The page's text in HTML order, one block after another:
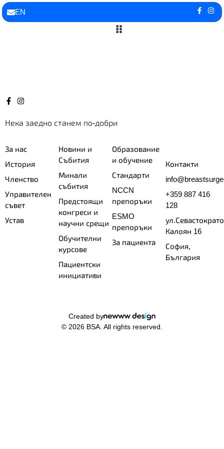
EN
Нека заедно станем по-добри
За нас
История
Членство
Управителен
съвет
Устав
Новини и
Събития
Минали
събития
Предстоящи
конгреси и
научни срещи
Обучителни
курсове
Пациентски
инициативи
Образование
и обучение
Стандарти
NCCN
препоръки
ESMO
препоръки
За пациента
Контакти
+359 887 416
128
Калоян 16
София,
България
© 2026 BSA. All rights reserved.
Created by